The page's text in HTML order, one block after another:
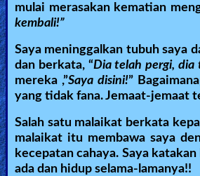
Random
Ask
AI
Questions
Something
mulai merasakan kematian
kembali!”
Saya meninggalkan tubuh saya
dan berkata, “Dia telah pergi, dia
mereka ,”Saya disini!”
yang tidak fana. Jemaat-jemaat
Salah satu malaikat berkata
malaikat itu membawa saya
kecepatan cahaya. Saya
ada dan hidup selama-lamanya!!